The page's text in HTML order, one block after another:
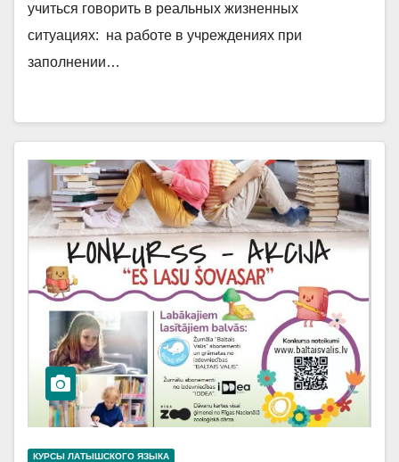
учиться говорить в реальных жизненных
ситуациях: на работе в учреждениях при
заполнении…
КУРСЫ ЛАТЫШСКОГО ЯЗЫКА